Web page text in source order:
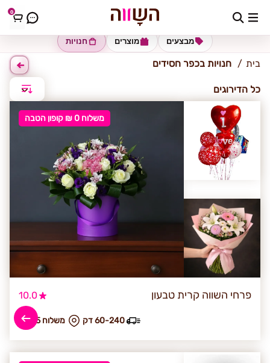
0 כפר חסידים
חנויות מוצרים מבצעים
בית חנויות בכפר חסידים
כל הדירוגים
משלוח 0 ₪ קופון הטבה
פרחי השווה קרית טבעון 10.0
₪ משלוח 35 60-240 דק